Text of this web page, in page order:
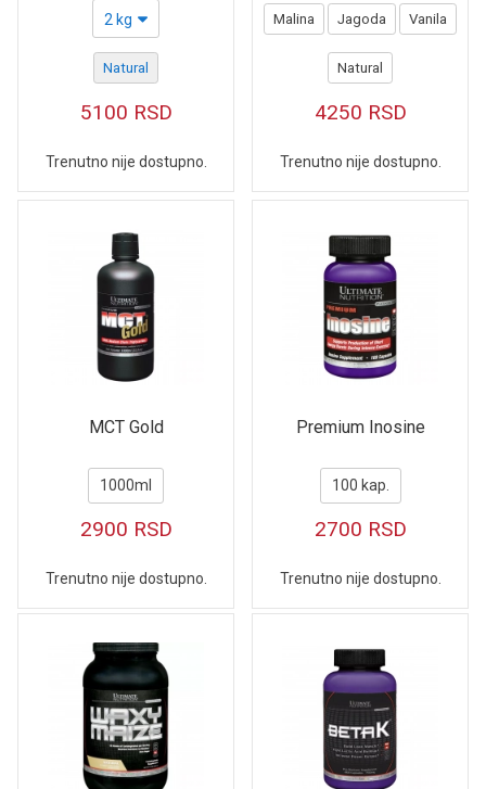
2 kg
Natural
5100 RSD
Trenutno nije dostupno.
Malina Jagoda Vanila
Natural
4250 RSD
Trenutno nije dostupno.
MCT Gold
1000ml
2900 RSD
Trenutno nije dostupno.
Premium Inosine
100 kap.
2700 RSD
Trenutno nije dostupno.